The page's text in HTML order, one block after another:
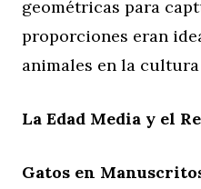
geométricas para
proporciones eran
animales en la
La Edad Media y el
Gatos en